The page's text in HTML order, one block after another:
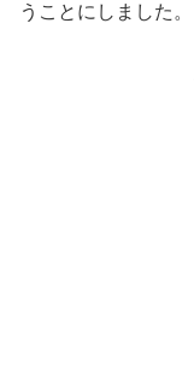
うことにしました。